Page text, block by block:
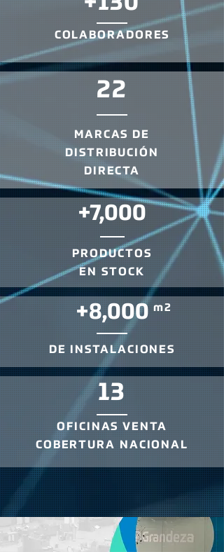
COLABORADORES
22
MARCAS DE
DISTRIBUCIÓN
DIRECTA
+7,000
PRODUCTOS
EN STOCK
+8,000 m2
DE INSTALACIONES
13
OFICINAS VENTA
COBERTURA NACIONAL